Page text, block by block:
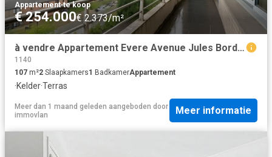
Appartement·te koop
€ 254.000€ 2.373/m²
à vendre Appartement Evere Avenue Jules Bordet
1140
107 m²2 Slaapkamers1 BadkamerAppartement
·Kelder·Terras
Meer dan 1 maand geleden aangeboden door
immovlan
Meer informatie